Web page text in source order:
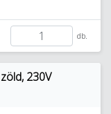
db.
230V